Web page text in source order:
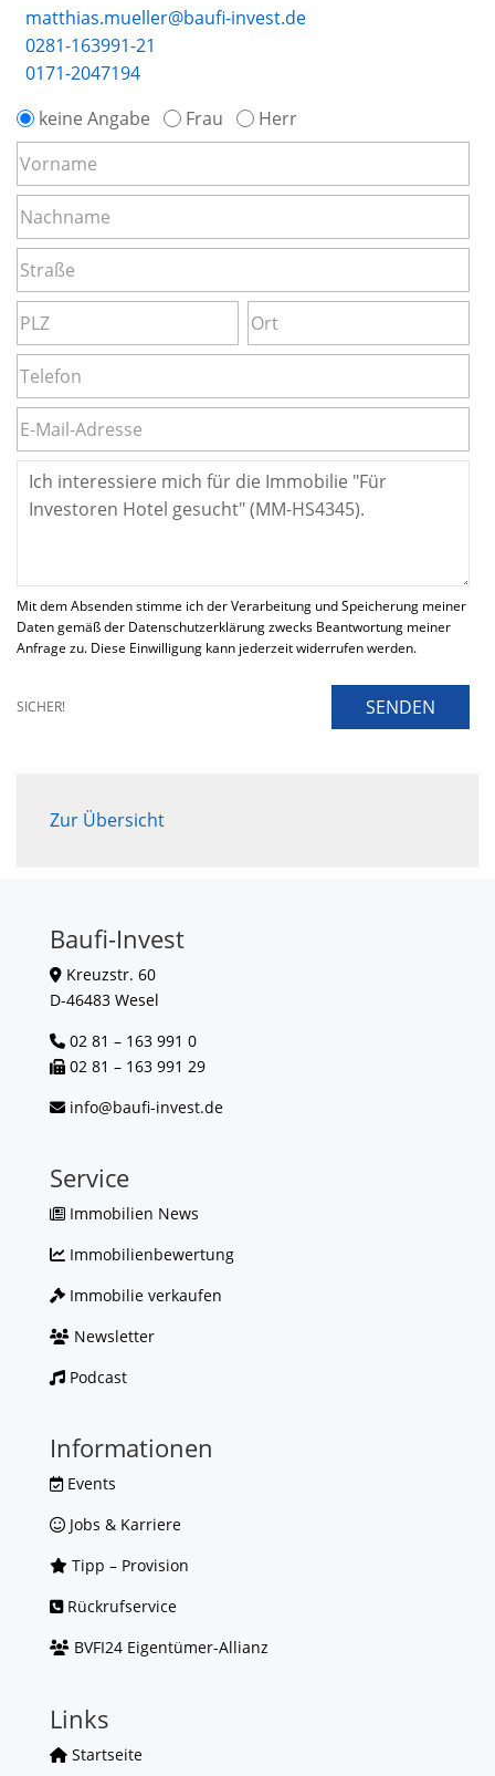
matthias.mueller@baufi-invest.de
0281-163991-21
0171-2047194
keine Angabe
Frau Herr
Mit dem Absenden stimme ich der Verarbeitung und Speicherung meiner
Daten gemäß der Datenschutzerklärung zwecks Beantwortung meiner
Anfrage zu. Diese Einwilligung kann jederzeit widerrufen werden.
SICHER! SENDEN
Zur Übersicht
Baufi-Invest
Kreuzstr. 60
D-46483 Wesel
02 81 – 163 991 0
02 81 – 163 991 29
info@baufi-invest.de
Service
Immobilien News
Immobilienbewertung
Immobilie verkaufen
Newsletter
Podcast
Informationen
Events
Jobs & Karriere
Tipp – Provision
Rückrufservice
BVFI24 Eigentümer-Allianz
Links
Startseite